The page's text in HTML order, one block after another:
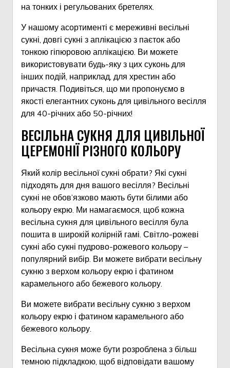
на тонких і регульованих бретелях.
У нашому асортименті є мереживні весільні
сукні, довгі сукні з аплікацією з паєток або
тонкою гіпюровою аплікацією. Ви можете
використовувати будь-яку з цих суконь для
інших подій, наприклад, для хрестин або
причастя. Подивіться, що ми пропонуємо в
якості елегантних суконь для цивільного весілля
для 40-річних або 50-річних!
ВЕСІЛЬНА СУКНЯ ДЛЯ ЦИВІЛЬНОЇ
ЦЕРЕМОНІЇ РІЗНОГО КОЛЬОРУ
Який колір весільної сукні обрати? Які сукні
підходять для дня вашого весілля? Весільні
сукні не обов’язково мають бути білими або
кольору екрю. Ми намагаємося, щоб кожна
весільна сукня для цивільного весілля була
пошита в широкій колірній гамі. Світло-рожеві
сукні або сукні пудрово-рожевого кольору –
популярний вибір. Ви можете вибрати весільну
сукню з верхом кольору екрю і фатином
карамельного або бежевого кольору.
Ви можете вибрати весільну сукню з верхом
кольору екрю і фатином карамельного або
бежевого кольору.
Весільна сукня може бути розроблена з більш
темною підкладкою, щоб відповідати вашому